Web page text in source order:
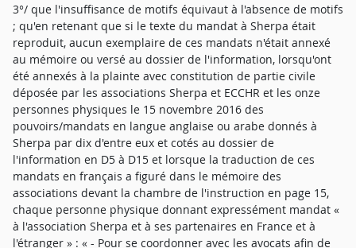
3°/ que l'insuffisance de motifs équivaut à l'absence de motifs
; qu'en retenant que si le texte du mandat à Sherpa était
reproduit, aucun exemplaire de ces mandats n'était annexé
au mémoire ou versé au dossier de l'information, lorsqu'ont
été annexés à la plainte avec constitution de partie civile
déposée par les associations Sherpa et ECCHR et les onze
personnes physiques le 15 novembre 2016 des
pouvoirs/mandats en langue anglaise ou arabe donnés à
Sherpa par dix d'entre eux et cotés au dossier de
l'information en D5 à D15 et lorsque la traduction de ces
mandats en français a figuré dans le mémoire des
associations devant la chambre de l'instruction en page 15,
chaque personne physique donnant expressément mandat «
à l'association Sherpa et à ses partenaires en France et à
l'étranger » : « - Pour se coordonner avec les avocats afin de